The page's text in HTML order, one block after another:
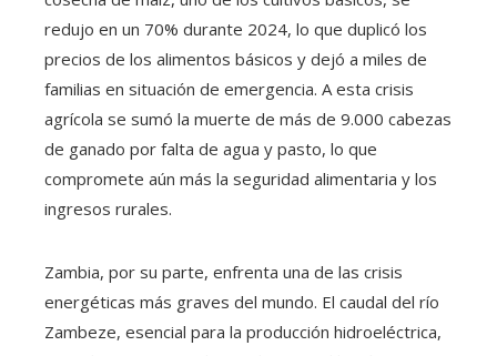
redujo en un 70% durante 2024, lo que duplicó los
precios de los alimentos básicos y dejó a miles de
familias en situación de emergencia. A esta crisis
agrícola se sumó la muerte de más de 9.000 cabezas
de ganado por falta de agua y pasto, lo que
compromete aún más la seguridad alimentaria y los
ingresos rurales.
Zambia, por su parte, enfrenta una de las crisis
energéticas más graves del mundo. El caudal del río
Zambeze, esencial para la producción hidroeléctrica,